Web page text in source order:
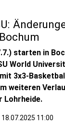
starten in
World
3x3-
weiteren
Lohrheide.
18.07.2025 11:00